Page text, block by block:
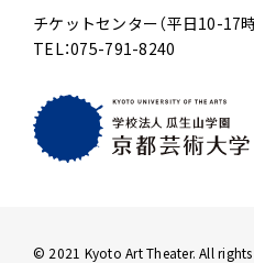
チケットセンター（平日10-17時
TEL：075-791-8240
© 2021 Kyoto Art Theater. All rights